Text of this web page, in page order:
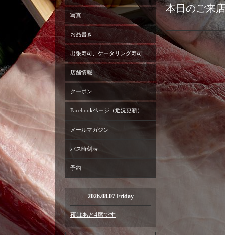
本日のご来
写真
お品書き
出張寿司、ケータリング寿司
店舗情報
クーポン
Facebookページ（近況更新）
メールマガジン
バス時刻表
予約
2026.08.07 Friday
夜はあと4席です